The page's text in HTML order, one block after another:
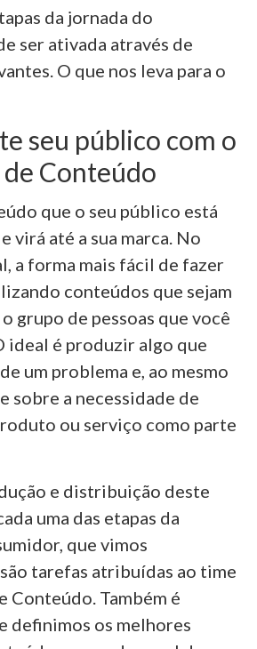
da jornada do
ser ativada através de
O que nos leva para o
seu público com o
Conteúdo
que o seu público está
virá até a sua marca. No
a forma mais fácil de fazer
conteúdos que sejam
grupo de pessoas que você
ideal é produzir algo que
um problema e, ao mesmo
sobre a necessidade de
ou serviço como parte
e distribuição deste
uma das etapas da
que vimos
tarefas atribuídas ao time
Conteúdo. Também é
definimos os melhores